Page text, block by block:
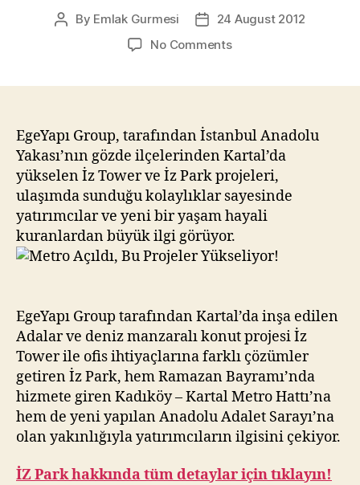
Post
By Emlak Gurmesi
Post24 August 2012
No Commentson
Yükseliyor!
EgeYapı Group, tarafından İstanbul Anadolu
Yakası’nın gözde ilçelerinden Kartal’da
yükselen İz Tower ve İz Park projeleri,
ulaşımda sunduğu kolaylıklar sayesinde
yatırımcılar ve yeni bir yaşam hayali
kuranlardan büyük ilgi görüyor.
EgeYapı Group tarafından Kartal’da inşa edilen
Adalar ve deniz manzaralı konut projesi İz
Tower ile ofis ihtiyaçlarına farklı çözümler
getiren İz Park, hem Ramazan Bayramı’nda
hizmete giren Kadıköy – Kartal Metro Hattı’na
hem de yeni yapılan Anadolu Adalet Sarayı’na
olan yakınlığıyla yatırımcıların ilgisini çekiyor.
İZ Park hakkında tüm detaylar için tıklayın!